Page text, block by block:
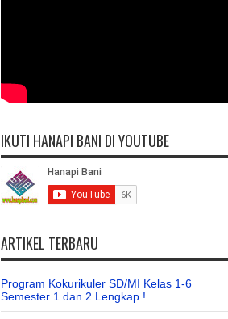
IKUTI HANAPI BANI DI YOUTUBE
ARTIKEL TERBARU
Program Kokurikuler SD/MI Kelas 1-6
Semester 1 dan 2 Lengkap !